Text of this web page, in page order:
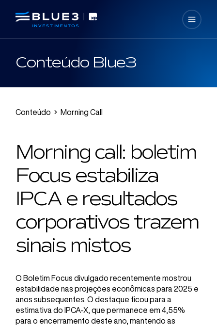
Conteúdo Blue3
Conteúdo Morning Call
Morning call: boletim
Focus estabiliza
IPCA e resultados
corporativos trazem
sinais mistos
O Boletim Focus divulgado recentemente mostrou
estabilidade nas projeções econômicas para 2025 e
anos subsequentes. O destaque ficou para a
estimativa do IPCA-X, que permanece em 4,55%
para o encerramento deste ano, mantendo as